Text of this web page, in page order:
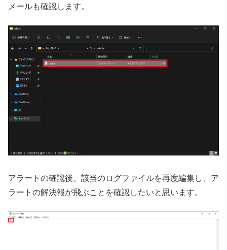
メールも確認します。
アラートの確認後、該当のログファイルを再度編集し、ア
ラートの解決報が飛ぶことを確認したいと思います。